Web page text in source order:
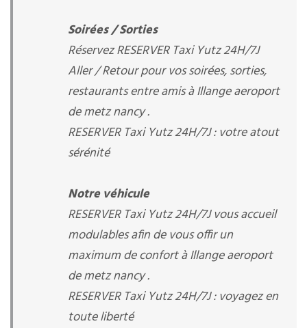
Soirées / Sorties
Réservez RESERVER Taxi Yutz 24H/7J
Aller / Retour pour vos soirées, sorties,
restaurants entre amis à Illange aeroport
de metz nancy .
RESERVER Taxi Yutz 24H/7J : votre atout
sérénité
Notre véhicule
RESERVER Taxi Yutz 24H/7J vous accueil
modulables afin de vous offir un
maximum de confort à Illange aeroport
de metz nancy .
RESERVER Taxi Yutz 24H/7J : voyagez en
toute liberté